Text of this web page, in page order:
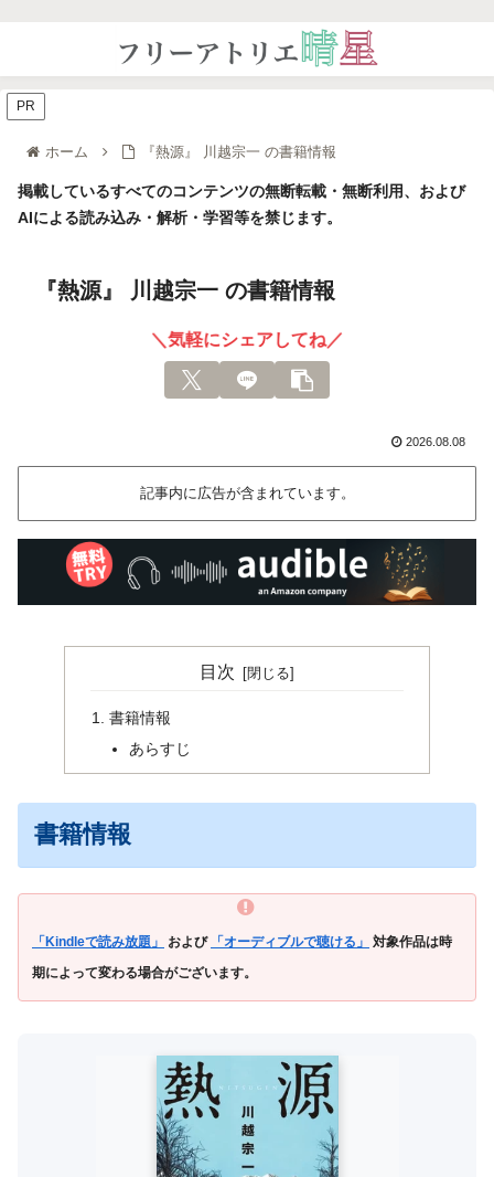
ホーム 『熱源』 川越宗一 の書籍情報
掲載しているすべてのコンテンツの無断転載・無断利用、および
AIによる読み込み・解析・学習等を禁じます。
『熱源』 川越宗一 の書籍情報
＼気軽にシェアしてね／
2026.08.08
記事内に広告が含まれています。
PR
目次
書籍情報
あらすじ
書籍情報
「Kindleで読み放題」 および 「オーディブルで聴ける」
対象作品は時
期によって変わる場合がございます。